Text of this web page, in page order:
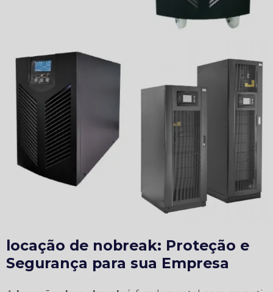
locação de nobreak: Proteção e
Segurança para sua Empresa